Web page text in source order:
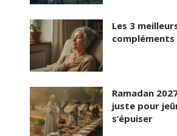
Les 3
Ramadan
juste pour
s’épuiser